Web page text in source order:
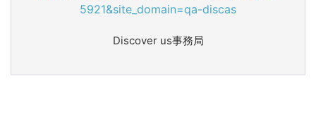
5921&site_domain=qa-discas
Discover us事務局